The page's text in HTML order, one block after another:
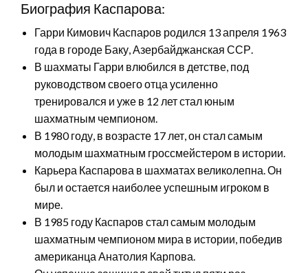
Биография Каспарова:
Гарри Кимович Каспаров родился 13 апреля 1963
года в городе Баку, Азербайджанская ССР.
В шахматы Гарри влюбился в детстве, под
руководством своего отца усиленно
тренировался и уже в 12 лет стал юным
шахматным чемпионом.
В 1980 году, в возрасте 17 лет, он стал самым
молодым шахматным гроссмейстером в истории.
Карьера Каспарова в шахматах великолепна. Он
был и остается наиболее успешным игроком в
мире.
В 1985 году Каспаров стал самым молодым
шахматным чемпионом мира в истории, победив
американца Анатолия Карпова.